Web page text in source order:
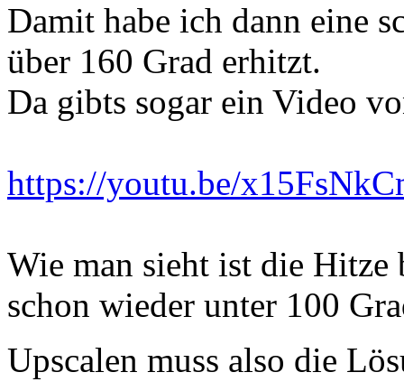
Damit habe ich dann eine
über 160 Grad erhitzt.
Da gibts sogar ein Video
https://youtu.be/
Wie man sieht ist die Hitze
schon wieder unter 100
Upscalen muss also die